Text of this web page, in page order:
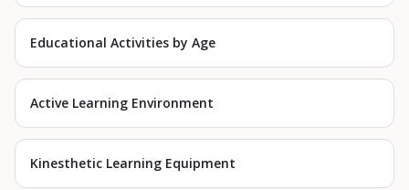
Educational Activities by Age
Active Learning Environment
Kinesthetic Learning Equipment